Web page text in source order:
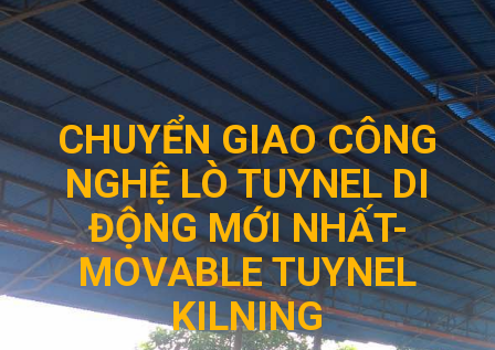
CHUYỂN GIAO CÔNG
NGHỆ LÒ TUYNEL DI
ĐỘNG MỚI NHẤT-
MOVABLE TUYNEL
KILNING